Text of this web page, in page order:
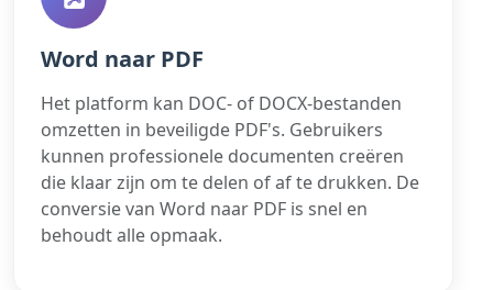
Word naar PDF
Het platform kan DOC- of DOCX-bestanden
omzetten in beveiligde PDF's. Gebruikers
kunnen professionele documenten creëren
die klaar zijn om te delen of af te drukken. De
conversie van Word naar PDF is snel en
behoudt alle opmaak.